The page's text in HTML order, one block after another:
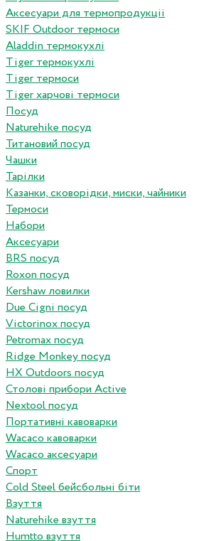
Аксесуари для термопродукціі
SKIF Outdoor термоси
Aladdin термокухлі
Tiger термокухлі
Tiger термоси
Tiger харчові термоси
Посуд
Naturehike посуд
Титановий посуд
Чашки
Тарілки
Казанки, сковорідки, миски, чайники
Термоси
Набори
Аксесуари
BRS посуд
Roxon посуд
Kershaw ловилки
Due Cigni посуд
Victorinox посуд
Petromax посуд
Ridge Monkey посуд
HX Outdoors посуд
Столові прибори Active
Nextool посуд
Портативні кавоварки
Wacaco кавоварки
Wacaco аксесуари
Спорт
Cold Steel бейсбольні біти
Взуття
Naturehike взуття
Humtto взуття